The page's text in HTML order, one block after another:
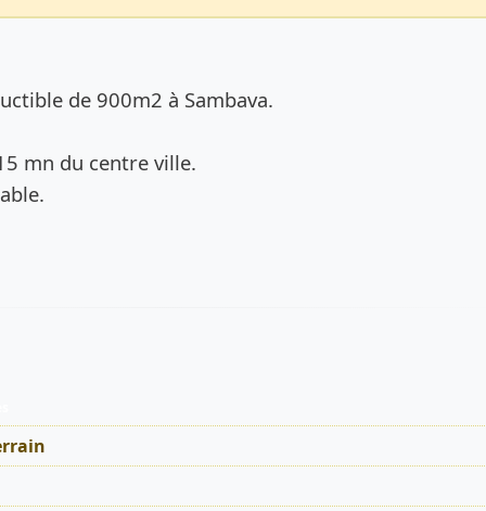
de 900m2 à Sambava.
mn du centre ville.